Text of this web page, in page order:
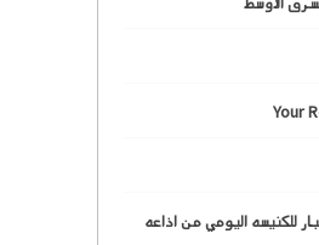
للكنيسه اليومي من اذاعه